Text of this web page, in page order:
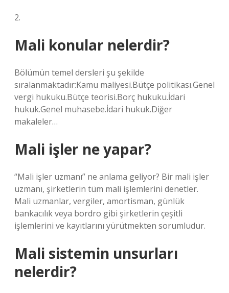
2.
Mali konular nelerdir?
Bölümün temel dersleri şu şekilde
sıralanmaktadır:Kamu maliyesi.Bütçe politikası.Genel
vergi hukuku.Bütçe teorisi.Borç hukuku.İdari
hukuk.Genel muhasebe.İdari hukuk.Diğer
makaleler…
Mali işler ne yapar?
“Mali işler uzmanı” ne anlama geliyor? Bir mali işler
uzmanı, şirketlerin tüm mali işlemlerini denetler.
Mali uzmanlar, vergiler, amortisman, günlük
bankacılık veya bordro gibi şirketlerin çeşitli
işlemlerini ve kayıtlarını yürütmekten sorumludur.
Mali sistemin unsurları
nelerdir?